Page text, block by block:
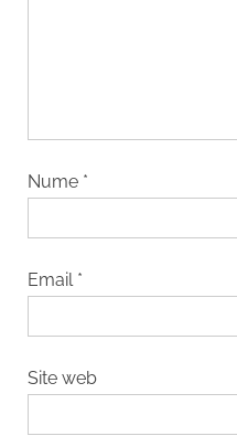
Nume *
Email *
Site web